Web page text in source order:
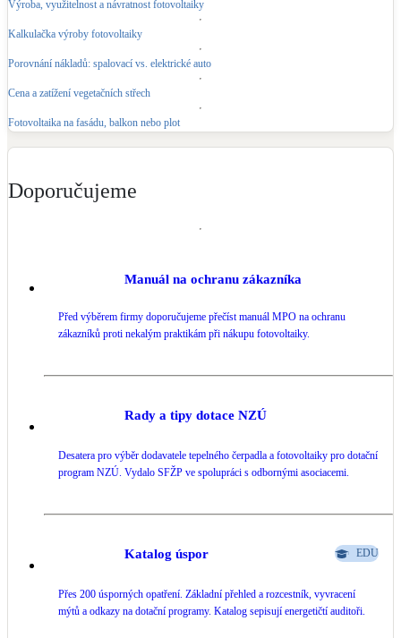
Výroba, využitelnost a návratnost fotovoltaiky
Kalkulačka výroby fotovoltaiky
Porovnání nákladů: spalovací vs. elektrické auto
Cena a zatížení vegetačních střech
Fotovoltaika na fasádu, balkon nebo plot
Doporučujeme
Manuál na ochranu zákazníka
Před výběrem firmy doporučujeme přečíst manuál MPO na ochranu
zákazníků proti nekalým praktikám při nákupu fotovoltaiky.
Rady a tipy dotace NZÚ
Desatera pro výběr dodavatele tepelného čerpadla a fotovoltaiky pro dotační
program NZÚ. Vydalo SFŽP ve spolupráci s odbornými asociacemi.
Katalog úspor EDU
Přes 200 úsporných opatření. Základní přehled a rozcestník, vyvracení
mýtů a odkazy na dotační programy. Katalog sepisují energetičtí auditoři.